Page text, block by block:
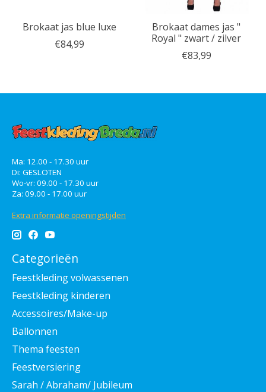
Brokaat jas blue luxe
€84,99
Brokaat dames jas "
Royal " zwart / zilver
€83,99
Ma: 12.00 - 17.30 uur
Di: GESLOTEN
Wo-vr: 09.00 - 17.30 uur
Za: 09.00 - 17.00 uur
Extra informatie openingstijden
Categorieën
Feestkleding volwassenen
Feestkleding kinderen
Accessoires/Make-up
Ballonnen
Thema feesten
Feestversiering
Sarah / Abraham/ Jubileum